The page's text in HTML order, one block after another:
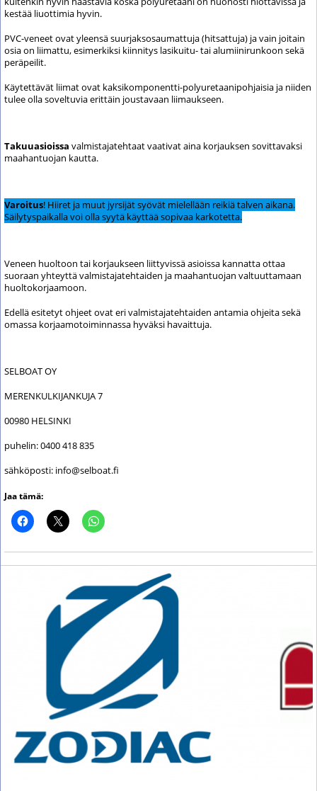
kestää liuottimia hyvin.
PVC-veneet ovat yleensä suurjaksosaumattuja (hitsattuja) ja vain joitain
osia on liimattu, esimerkiksi kiinnitys lasikuitu- tai alumiinirunkoon sekä
peräpeilit.
Käytettävät liimat ovat kaksikomponentti-polyuretaanipohjaisia ja niiden
tulee olla soveltuvia erittäin joustavaan liimaukseen.
Takuuasioissa valmistajatehtaat vaativat aina korjauksen sovittavaksi
maahantuojan kautta.
Varoitus! Hiiret ja muut jyrsijät syövät mielellään reikiä talven aikana.
Säilytyspaikalla voi olla syytä käyttää sopivaa karkotetta.
Veneen huoltoon tai korjaukseen liittyvissä asioissa kannatta ottaa
suoraan yhteyttä valmistajatehtaiden ja maahantuojan valtuuttamaan
huoltokorjaamoon.
Edellä esitetyt ohjeet ovat eri valmistajatehtaiden antamia ohjeita sekä
omassa korjaamotoiminnassa hyväksi havaittuja.
SELBOAT OY
MERENKULKIJANKUJA 7
00980 HELSINKI
puhelin: 0400 418 835
sähköposti: info@selboat.fi
Jaa tämä: